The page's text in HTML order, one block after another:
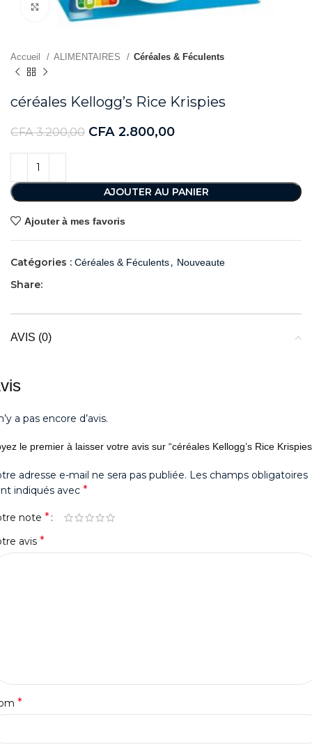
Agrandir
Accueil ALIMENTAIRES Céréales & Féculents
céréales Kellogg’s Rice Krispies
CFA3.200,00 CFA 2.800,00
AJOUTER AU PANIER
Ajouter à mes favoris
Catégories : Céréales & Féculents, Nouveaute
Share:
AVIS (0)
a pas encore d’avis.
le premier à laisser votre avis sur “céréales Kellogg’s Rice
adresse e-mail ne sera pas publiée. Les champs obligatoires
indiqués avec *
note *
avis *
*